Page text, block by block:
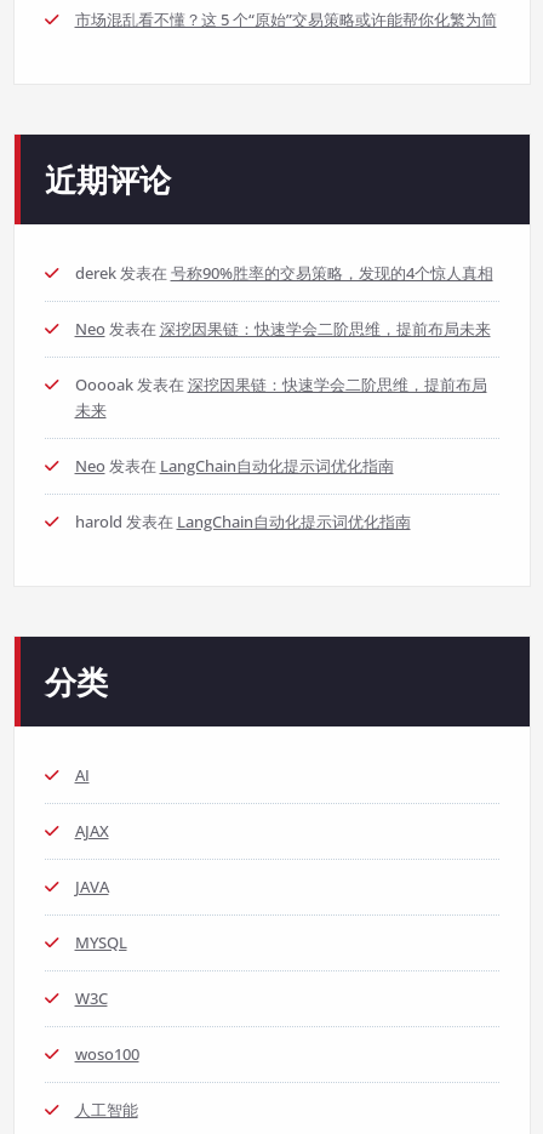
市场混乱看不懂？这 5 个“原始”交易策略或许能帮你化繁为简
近期评论
derek发表在 号称90%胜率的交易策略，发现的4个惊人真相
Neo发表在 深挖因果链：快速学会二阶思维，提前布局未来
Ooooak发表在 深挖因果链：快速学会二阶思维，提前布局
未来
Neo发表在 LangChain自动化提示词优化指南
harold 发表在 LangChain自动化提示词优化指南
分类
AI
AJAX
JAVA
MYSQL
W3C
woso100
人工智能